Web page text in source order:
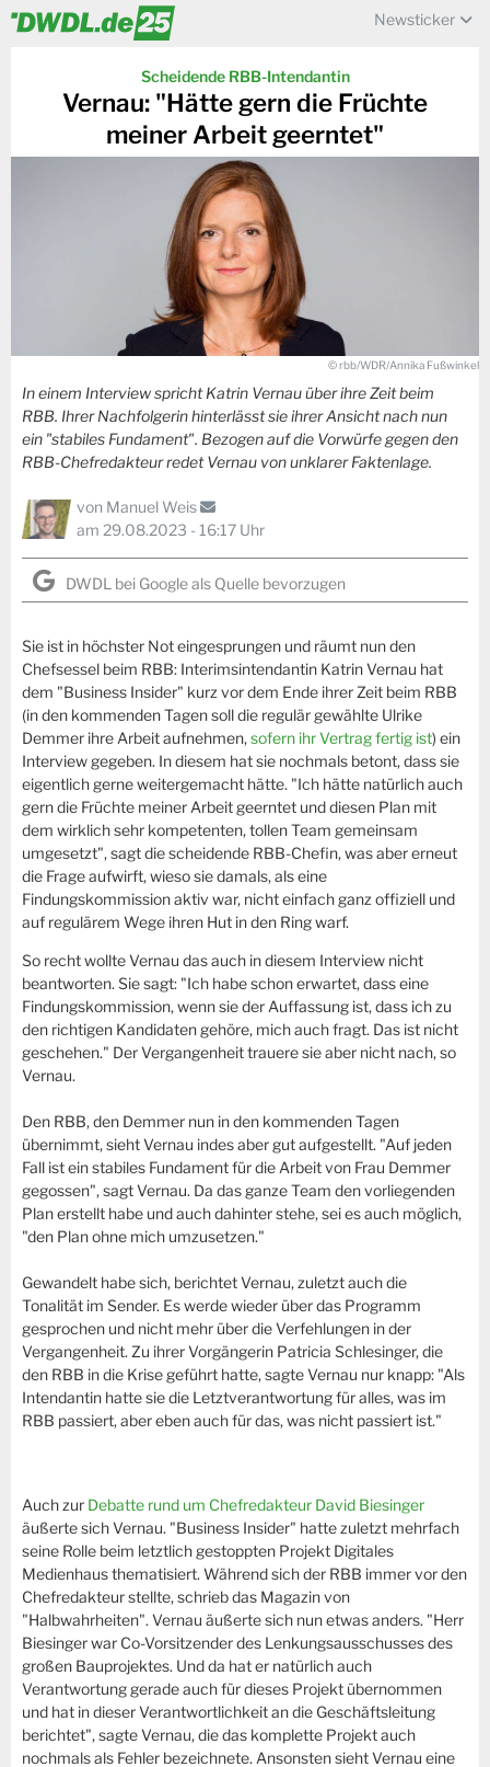
Newsticker
Scheidende RBB-Intendantin
Vernau: "Hätte gern die Früchte
meiner Arbeit geerntet"
© rbb/WDR/Annika Fußwinkel
In einem Interview spricht Katrin Vernau über ihre Zeit beim
RBB. Ihrer Nachfolgerin hinterlässt sie ihrer Ansicht nach nun
ein "stabiles Fundament". Bezogen auf die Vorwürfe gegen den
RBB-Chefredakteur redet Vernau von unklarer Faktenlage.
von Manuel Weis
am 29.08.2023 - 16:17 Uhr
DWDL bei Google als Quelle bevorzugen
Sie ist in höchster Not eingesprungen und räumt nun den
Chefsessel beim RBB: Interimsintendantin Katrin Vernau hat
dem "Business Insider" kurz vor dem Ende ihrer Zeit beim RBB
(in den kommenden Tagen soll die regulär gewählte Ulrike
Demmer ihre Arbeit aufnehmen,sofern ihr Vertrag fertig ist) ein
Interview gegeben. In diesem hat sie nochmals betont, dass sie
eigentlich gerne weitergemacht hätte. "Ich hätte natürlich auch
gern die Früchte meiner Arbeit geerntet und diesen Plan mit
dem wirklich sehr kompetenten, tollen Team gemeinsam
umgesetzt", sagt die scheidende RBB-Chefin, was aber erneut
die Frage aufwirft, wieso sie damals, als eine
Findungskommission aktiv war, nicht einfach ganz offiziell und
auf regulärem Wege ihren Hut in den Ring warf.
So recht wollte Vernau das auch in diesem Interview nicht
beantworten. Sie sagt: "Ich habe schon erwartet, dass eine
Findungskommission, wenn sie der Auffassung ist, dass ich zu
den richtigen Kandidaten gehöre, mich auch fragt. Das ist nicht
geschehen." Der Vergangenheit trauere sie aber nicht nach, so
Vernau.
Den RBB, den Demmer nun in den kommenden Tagen
übernimmt, sieht Vernau indes aber gut aufgestellt. "Auf jeden
Fall ist ein stabiles Fundament für die Arbeit von Frau Demmer
gegossen", sagt Vernau. Da das ganze Team den vorliegenden
Plan erstellt habe und auch dahinter stehe, sei es auch möglich,
"den Plan ohne mich umzusetzen."
Gewandelt habe sich, berichtet Vernau, zuletzt auch die
Tonalität im Sender. Es werde wieder über das Programm
gesprochen und nicht mehr über die Verfehlungen in der
Vergangenheit. Zu ihrer Vorgängerin Patricia Schlesinger, die
den RBB in die Krise geführt hatte, sagte Vernau nur knapp: "Als
Intendantin hatte sie die Letztverantwortung für alles, was im
RBB passiert, aber eben auch für das, was nicht passiert ist."
Auch zur Debatte rund um Chefredakteur David Biesinger
äußerte sich Vernau. "Business Insider" hatte zuletzt mehrfach
seine Rolle beim letztlich gestoppten Projekt Digitales
Medienhaus thematisiert. Während sich der RBB immer vor den
Chefredakteur stellte, schrieb das Magazin von
"Halbwahrheiten". Vernau äußerte sich nun etwas anders. "Herr
Biesinger war Co-Vorsitzender des Lenkungsausschusses des
großen Bauprojektes. Und da hat er natürlich auch
Verantwortung gerade auch für dieses Projekt übernommen
und hat in dieser Verantwortlichkeit an die Geschäftsleitung
berichtet", sagte Vernau, die das komplette Projekt auch
nochmals als Fehler bezeichnete. Ansonsten sieht Vernau eine